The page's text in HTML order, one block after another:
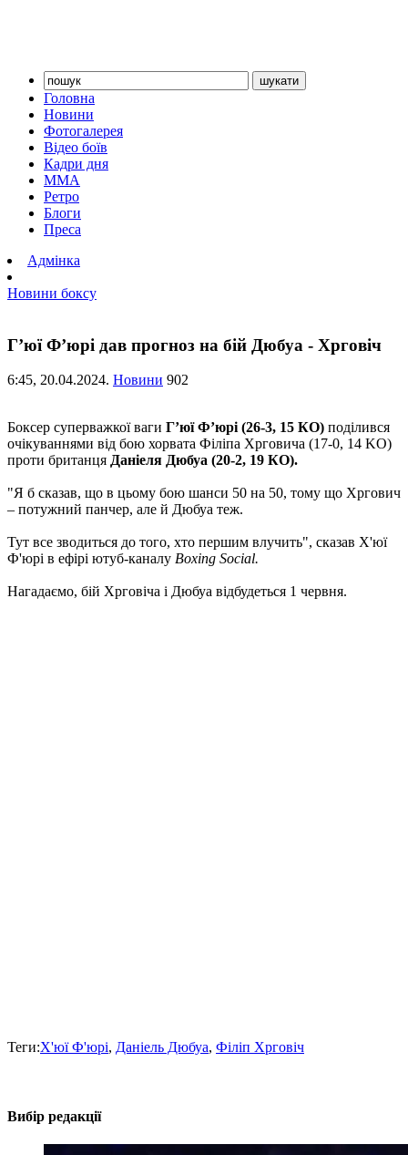
Головна
Новини
Фотогалерея
Відео боїв
Кадри дня
ММА
Ретро
Блоги
Преса
Адмінка
Новини боксу
Г’юї Ф’юрі дав прогноз на бій Дюбуа - Хрговіч
6:45, 20.04.2024. Новини 902
Боксер суперважкої ваги Г’юї Ф’юрі (26-3, 15 КО) поділився
очікуваннями від бою хорвата Філіпа Хрговича (17-0, 14 KO)
проти британця Даніеля Дюбуа (20-2, 19 КО).
"Я б сказав, що в цьому бою шанси 50 на 50, тому що Хргович
– потужний панчер, але й Дюбуа теж.
Тут все зводиться до того, хто першим влучить", сказав Х'юї
Ф'юрі в ефірі ютуб-каналу Boxing Social.
Нагадаємо, бій Хрговіча і Дюбуа відбудеться 1 червня.
Теги:Х'юї Ф'юрі, Даніель Дюбуа, Філіп Хрговіч
Вибір редакції